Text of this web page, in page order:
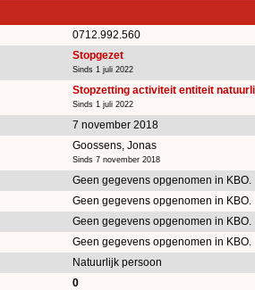
0712.992.560
Stopgezet
Sinds 1 juli 2022
Stopzetting activiteit entiteit
Sinds 1 juli 2022
7 november 2018
Goossens, Jonas
Sinds 7 november 2018
Geen gegevens opgenomen in KBO.
Geen gegevens opgenomen in KBO.
Geen gegevens opgenomen in KBO.
Geen gegevens opgenomen in KBO.
Natuurlijk persoon
0